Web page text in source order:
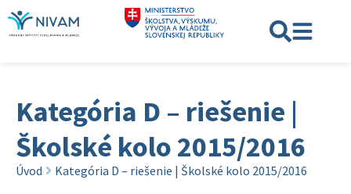
Kategória D – riešenie |
Školské kolo 2015/2016
Úvod Kategória D – riešenie | Školské kolo 2015/2016